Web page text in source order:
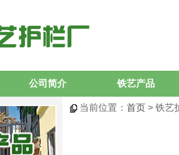
公司简介 铁艺产品
当前位置： 首页 > 铁艺